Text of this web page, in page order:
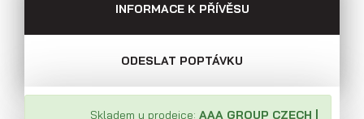
INFORMACE K PŘÍVĚSU
ODESLAT POPTÁVKU
Skladem u prodejce: AAA GROUP CZECH |